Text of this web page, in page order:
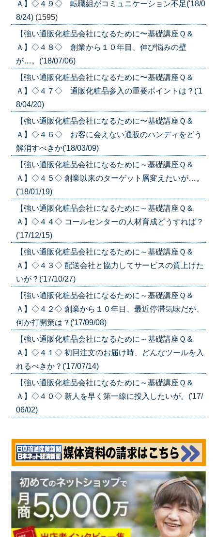
Ａ】◇４９◇ 転職組がコミュニケーション不足('18/0
8/24) (1595)
【強い通販化粧品会社になるために〜基礎講座Ｑ＆
Ａ】◇４８◇ 創業から１０年目、伸び悩みの壁
が…。('18/07/06)
【強い通販化粧品会社になるために〜基礎講座Ｑ＆
Ａ】◇４７◇ 通販化粧品参入の重要ポイントは？('1
8/04/20)
【強い通販化粧品会社になるために〜基礎講座Ｑ＆
Ａ】◇４６◇ お客に会えない通販のハンディをどう
解消すべきか('18/03/09)
【強い通販化粧品会社になるために～基礎講座Ｑ＆
Ａ】◇４５◇ 創業以来のターゲット層変えたいが…。
('18/01/19)
【強い通販化粧品会社になるために～基礎講座Ｑ＆
Ａ】◇４４◇ コールセンターの人材育成どうすれば？
('17/12/15)
【強い通販化粧品会社になるために～基礎講座Ｑ＆
Ａ】◇４３◇ 配送会社と協力してサービスの質上げた
いが？('17/10/27)
【強い通販化粧品会社になるために～基礎講座Ｑ＆
Ａ】◇４２◇ 創業から１０年目、最近停滞気味だが、
何か打開策は？('17/09/08)
【強い通販化粧品会社になるために～基礎講座Ｑ＆
Ａ】◇４１◇ 初回注文のお届け時、どんなツールを入
れるべきか？('17/07/14)
【強い通販化粧品会社になるために～基礎講座Ｑ＆
Ａ】◇４０◇ 新人を早く第一線に投入したいが。('17/
06/02)